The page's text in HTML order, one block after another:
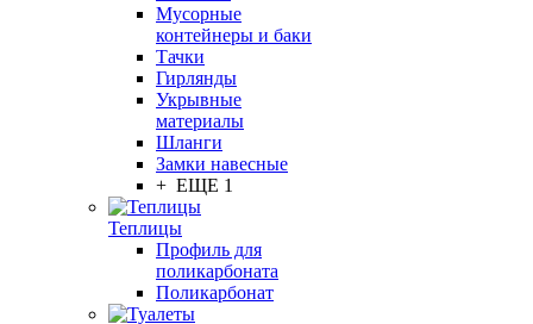
Мусорные
контейнеры и баки
Тачки
Гирлянды
Укрывные
материалы
Шланги
Замки навесные
+ ЕЩЕ 1
Теплицы
Профиль для
поликарбоната
Поликарбонат